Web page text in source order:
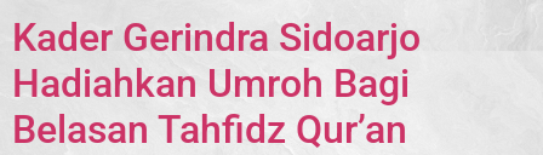
Kader Gerindra Sidoarjo
Hadiahkan Umroh Bagi
Belasan Tahfidz Qur’an